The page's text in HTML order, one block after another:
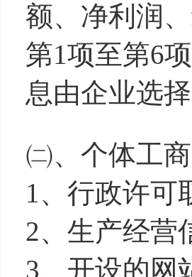
额、净利润
第1项至第6
息由企业选
㈡、个体工
1、行政许可
2、生产经营
3、开设的网